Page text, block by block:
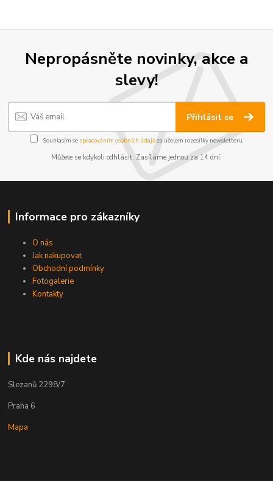
Nepropásněte novinky, akce a
slevy!
Přihlásit se
Souhlasím se zpracováním osobních údajůza účelem rozesílky newsletteru.
Můžete se kdykoli odhlásit. Zasíláme jednou za 14 dní.
Informace pro zákazníky
O nás
Jak nakupovat
Obchodní podmínky
Fotogalerie
Kontakty
Kde nás najdete
Slezanů 2298/7
Praha 6
Mapa